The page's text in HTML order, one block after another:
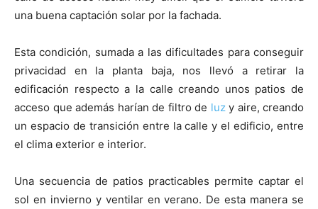
una buena captación solar por la fachada.
Esta condición, sumada a las dificultades para conseguir
privacidad en la planta baja, nos llevó a retirar la
edificación respecto a la calle creando unos patios de
acceso que además harían de filtro de luzy aire, creando
un espacio de transición entre la calle y el edificio, entre
el clima exterior e interior.
Una secuencia de patios practicables permite captar el
sol en invierno y ventilar en verano. De esta manera se